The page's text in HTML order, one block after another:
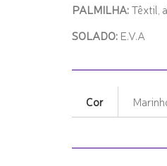
PALMILHA:Têxtil,
SOLADO: E.V.A
Cor